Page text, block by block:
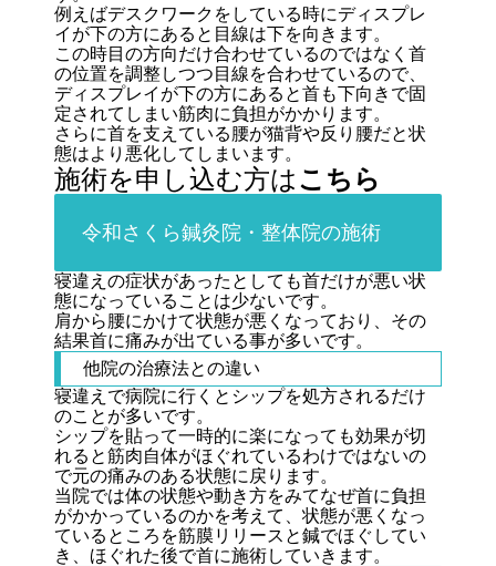
例えばデスクワークをしている時にディスプレ
イが下の方にあると目線は下を向きます。
この時目の方向だけ合わせているのではなく首
の位置を調整しつつ目線を合わせているので、
ディスプレイが下の方にあると首も下向きで固
定されてしまい筋肉に負担がかかります。
さらに首を支えている腰が猫背や反り腰だと状
態はより悪化してしまいます。
施術を申し込む方はこちら
令和さくら鍼灸院・整体院の施術
寝違えの症状があったとしても首だけが悪い状
態になっていることは少ないです。
肩から腰にかけて状態が悪くなっており、その
結果首に痛みが出ている事が多いです。
他院の治療法との違い
寝違えで病院に行くとシップを処方されるだけ
のことが多いです。
シップを貼って一時的に楽になっても効果が切
れると筋肉自体がほぐれているわけではないの
で元の痛みのある状態に戻ります。
当院では体の状態や動き方をみてなぜ首に負担
がかかっているのかを考えて、状態が悪くなっ
ているところを筋膜リリースと鍼でほぐしてい
き、ほぐれた後で首に施術していきます。